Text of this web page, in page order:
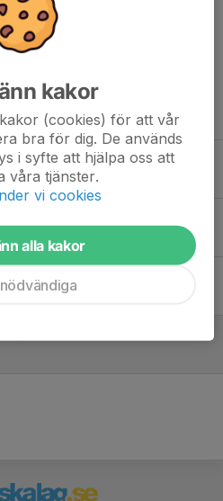
7/6
12
kakor
(cookies) för att vår
bra för dig. De används
i syfte att hjälpa oss att
våra tjänster.
vi cookies
alla kakor